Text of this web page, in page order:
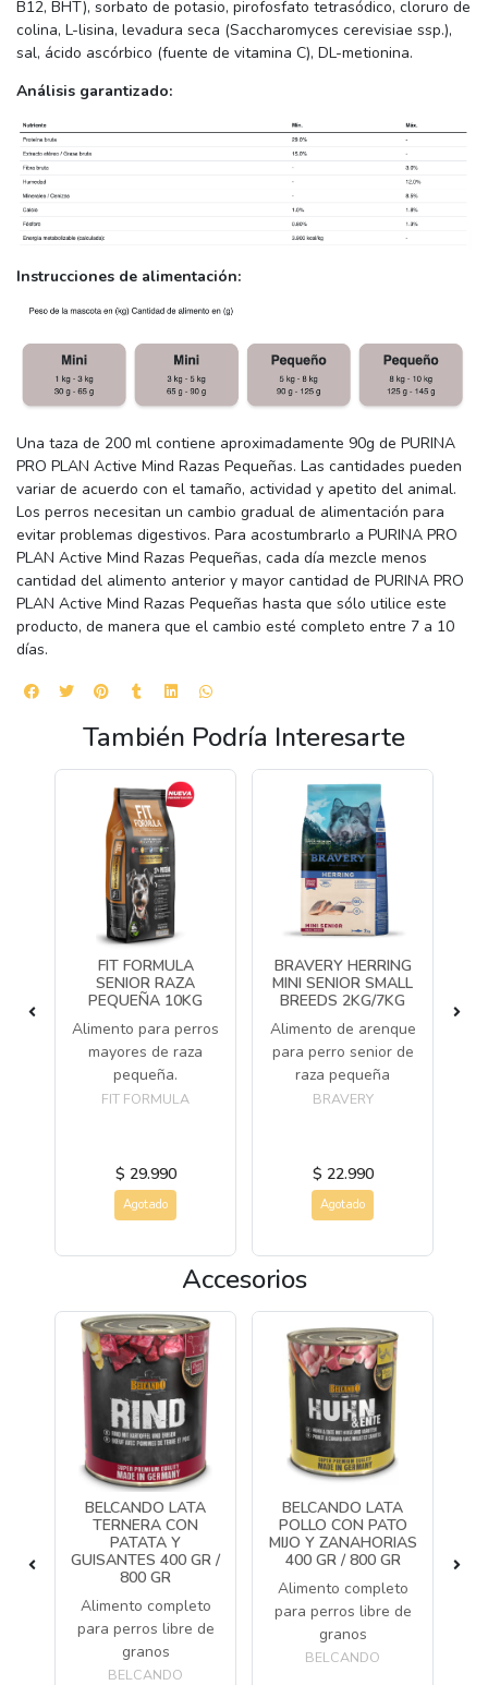
B12, BHT), sorbato de potasio, pirofosfato tetrasódico, cloruro de
colina, L-lisina, levadura seca (Saccharomyces cerevisiae ssp.),
sal, ácido ascórbico (fuente de vitamina C), DL-metionina.
Análisis garantizado:
Instrucciones de alimentación:
Una taza de 200 ml contiene aproximadamente 90g de PURINA
PRO PLAN Active Mind Razas Pequeñas. Las cantidades pueden
variar de acuerdo con el tamaño, actividad y apetito del animal.
Los perros necesitan un cambio gradual de alimentación para
evitar problemas digestivos. Para acostumbrarlo a PURINA PRO
PLAN Active Mind Razas Pequeñas, cada día mezcle menos
cantidad del alimento anterior y mayor cantidad de PURINA PRO
PLAN Active Mind Razas Pequeñas hasta que sólo utilice este
producto, de manera que el cambio esté completo entre 7 a 10
días.
También Podría Interesarte
FIT FORMULA
SENIOR RAZA
PEQUEÑA 10KG
Alimento para perros
mayores de raza
pequeña.
FIT FORMULA
$ 29.990
Agotado
BRAVERY HERRING
MINI SENIOR SMALL
BREEDS 2KG/7KG
Alimento de arenque
para perro senior de
raza pequeña
BRAVERY
$ 22.990
Agotado
Accesorios
BELCANDO LATA
TERNERA CON
PATATA Y
GUISANTES 400 GR /
800 GR
Alimento completo
para perros libre de
granos
BELCANDO
BELCANDO LATA
POLLO CON PATO
MIJO Y ZANAHORIAS
400 GR / 800 GR
Alimento completo
para perros libre de
granos
BELCANDO